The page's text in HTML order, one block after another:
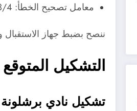
معامل تصحيح الخطأ: 3/4.
ننصح بضبط جهاز الاستقبال
التشكيل
تشكيل نادي برشلونة